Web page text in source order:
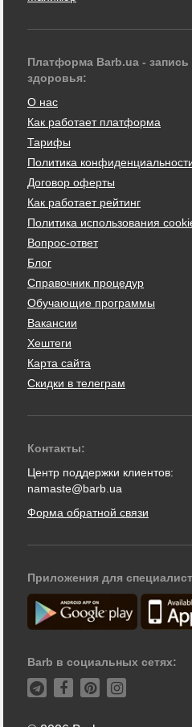
Платформа Barb.ua - запись
здоровья:
О нас
Как работает платформа
Тарифы
Политика
Договор оферты
Как работает рейтинг
Политика использования
Вопрос-ответ
Блог
Справочник процедур
Обучающие программы
Вакансии
Хештеги
Карта сайта
Скидки в телеграм
Контакты:
Центр поддержки клиентов:
namaste@barb.ua
Форма обратной связи
Приложения для
Barb в социальных сетях: